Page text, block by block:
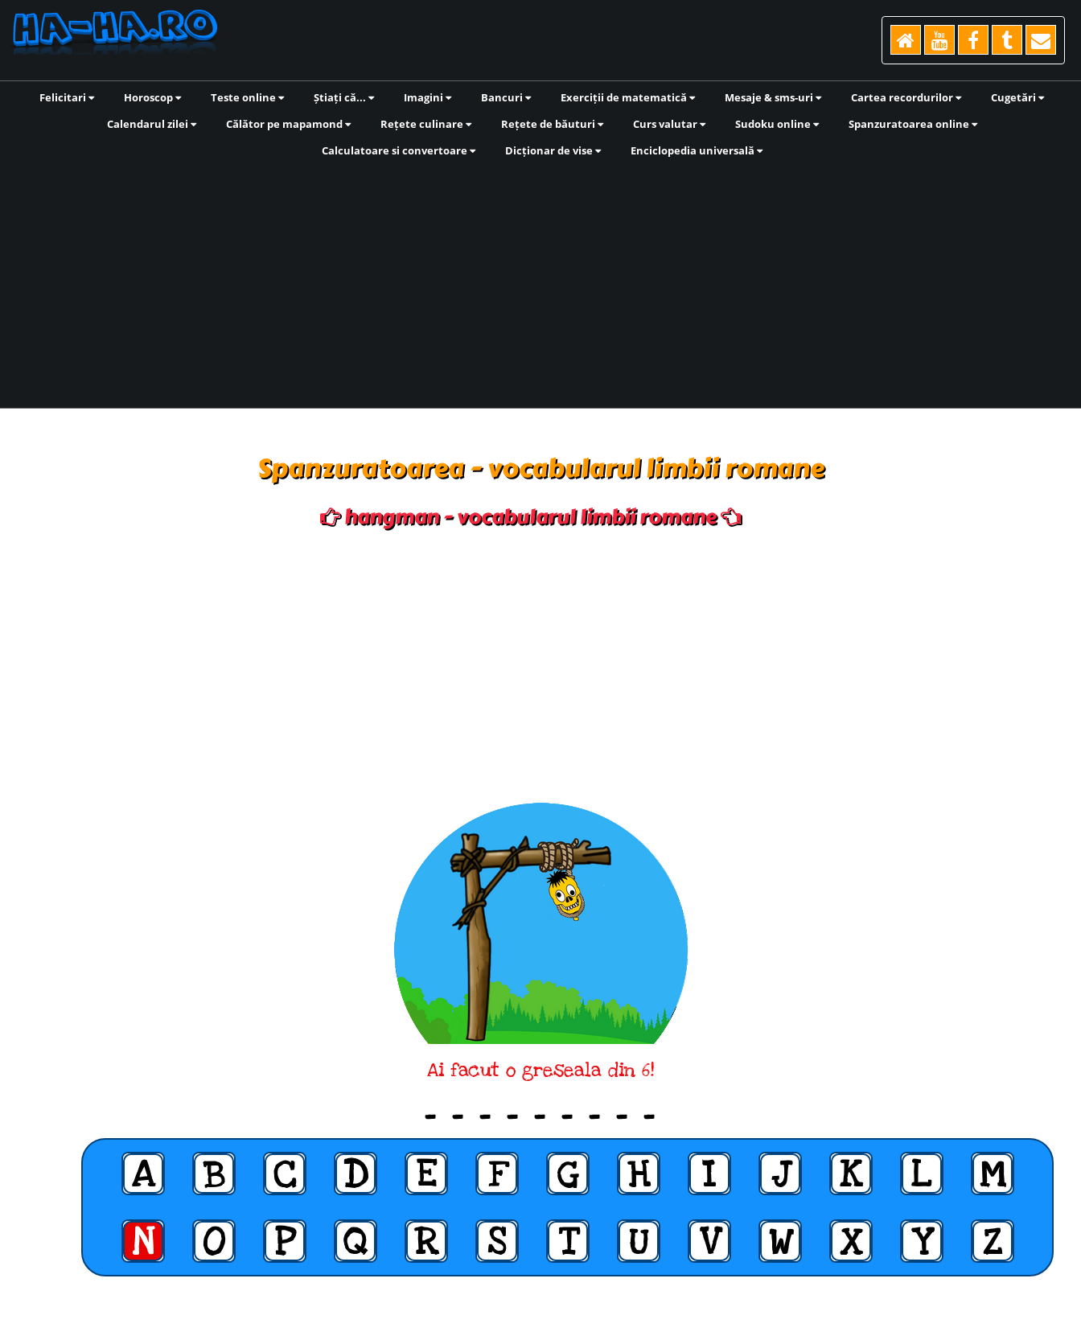
Felicitari Horoscop Teste online Știați că... Imagini Bancuri Exerciții de matematică Mesaje & sms-uri Cartea recordurilor
Cugetări
Calendarul zilei
Călător pe mapamond Rețete culinare Rețete de băuturi Curs valutar Sudoku online
Spanzuratoarea online
Calculatoare si convertoare
Dicționar de vise Enciclopedia universală
Spanzuratoarea - vocabularul limbii romane
hangman - vocabularul limbii romane
Ai facut o greseala din 6!
_ _ _ _ _ _ _ _ _
A B C D E F G H I J K L
M
N
O P Q R S T U V W X Y Z